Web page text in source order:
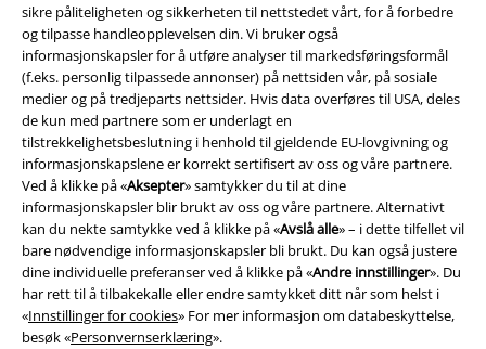
sikre påliteligheten og sikkerheten til nettstedet vårt, for å forbedre
og tilpasse handleopplevelsen din. Vi bruker også
informasjonskapsler for å utføre analyser til markedsføringsformål
(f.eks. personlig tilpassede annonser) på nettsiden vår, på sosiale
medier og på tredjeparts nettsider. Hvis data overføres til USA, deles
de kun med partnere som er underlagt en
tilstrekkelighetsbeslutning i henhold til gjeldende EU-lovgivning og
informasjonskapslene er korrekt sertifisert av oss og våre partnere.
Ved å klikke på «Aksepter» samtykker du til at dine
informasjonskapsler blir brukt av oss og våre partnere. Alternativt
kan du nekte samtykke ved å klikke på «Avslå alle» – i dette tilfellet vil
bare nødvendige informasjonskapsler bli brukt. Du kan også justere
dine individuelle preferanser ved å klikke på «Andre innstillinger». Du
har rett til å tilbakekalle eller endre samtykket ditt når som helst i
«Innstillinger for cookies» For mer informasjon om databeskyttelse,
besøk «Personvernserklæring».
EMP App
Her kan du laste ned EMPs nye app helt gratis og ta del i alle de nye
funksjonene og fordelene!
A Warner Music Group Company